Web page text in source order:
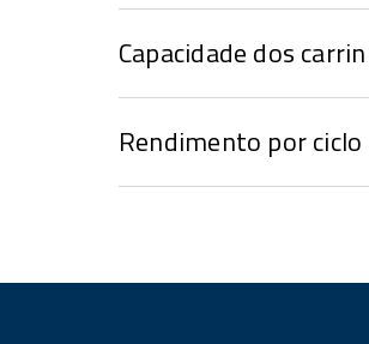
Capacidade dos
Rendimento por ciclo